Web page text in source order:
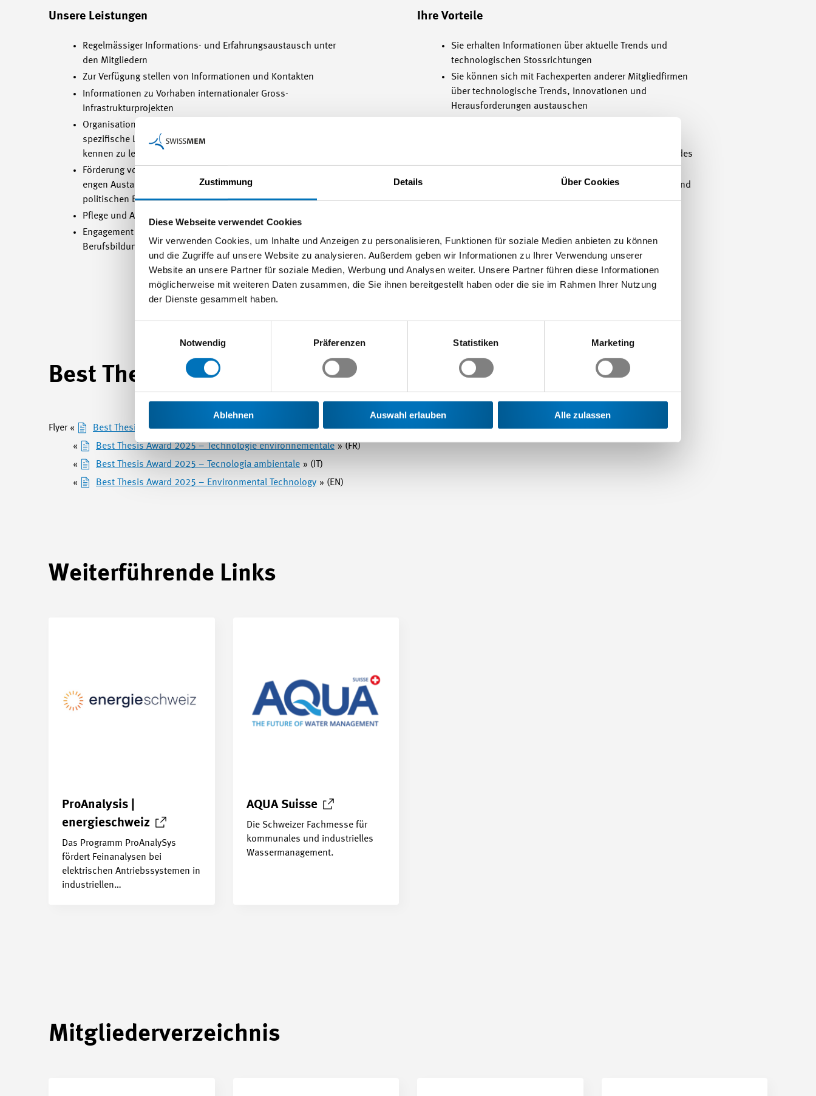
Zustimmung Details Über Cookies
Diese Webseite verwendet Cookies
Wir verwenden Cookies, um Inhalte und Anzeigen zu personalisieren, Funktionen für soziale Medien anbieten zu können
und die Zugriffe auf unsere Website zu analysieren. Außerdem geben wir Informationen zu Ihrer Verwendung unserer
Website an unsere Partner für soziale Medien, Werbung und Analysen weiter. Unsere Partner führen diese Informationen
möglicherweise mit weiteren Daten zusammen, die Sie ihnen bereitgestellt haben oder die sie im Rahmen Ihrer Nutzung
der Dienste gesammelt haben.
Notwendig
Präferenzen Statistiken Marketing
Ablehnen Auswahl erlauben Alle zulassen
Unsere Leistungen
Regelmässiger Informations- und Erfahrungsaustausch unter
den Mitgliedern
Zur Verfügung stellen von Informationen und Kontakten
Informationen zu Vorhaben internationaler Gross-
Infrastrukturprojekten
Organisation von Veranstaltungen und Firmenbesuchen, um
spezifische Lösungen, Technologien und Applikationen
kennen zu lernen
Förderung von Synergien zwischen Theorie und Praxis durch
engen Austausch mit Hochschulen, Fachhochschulen und
politischen Behörden
Pflege und Ausbau des Netzwerkes
Engagement für den Fachkräftenachwuchs auf den Stufen
Berufsbildung, Bachelor und Master
Ihre Vorteile
Sie erhalten Informationen über aktuelle Trends und
technologischen Stossrichtungen
Sie können sich mit Fachexperten anderer Mitgliedfirmen
über technologische Trends, Innovationen und
Herausforderungen austauschen
Sie erhalten Zugang zum Netzwerk und den Kontakten des
Industriesektors
Sie lernen die Firmen aus der Branche besser kennen und
können Erfahrungen austauschen und sich gegenseitig
Best Thesis Award 2025
Flyer « Best Thesis Award 2025 – Umwelttechnik » (DE)
«
Best Thesis Award 2025 – Technologie environnementale » (FR)
«
Best Thesis Award 2025 – Tecnologia ambientale » (IT)
«
Best Thesis Award 2025 – Environmental Technology » (EN)
Weiterführende Links
ProAnalysis |
energieschweiz
Das Programm ProAnalySys
fördert Feinanalysen bei
elektrischen Antriebssystemen in
industriellen…
AQUA Suisse
Die Schweizer Fachmesse für
kommunales und industrielles
Wassermanagement.
Mitgliederverzeichnis